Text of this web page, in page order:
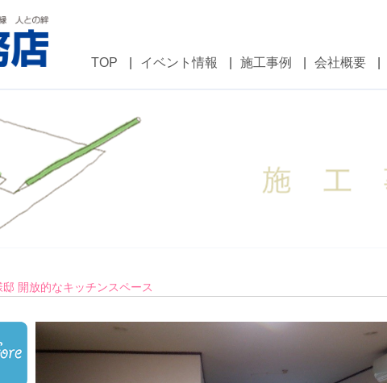
TOP イベント情報 施工事例 会社概要
邸 開放的なキッチンスペース